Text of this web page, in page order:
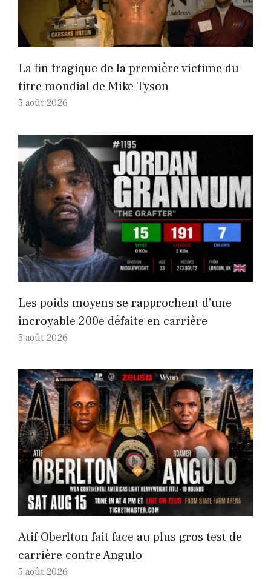
La fin tragique de la première victime du
titre mondial de Mike Tyson
5 août 2026
Les poids moyens se rapprochent d’une
incroyable 200e défaite en carrière
5 août 2026
Atif Oberlton fait face au plus gros test de
carrière contre Angulo
5 août 2026